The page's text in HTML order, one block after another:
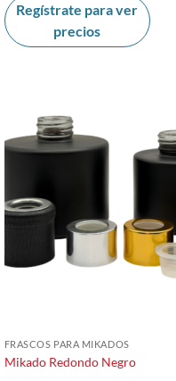
Regístrate para ver
precios
FRASCOS PARA MIKADOS
Mikado Redondo Negro